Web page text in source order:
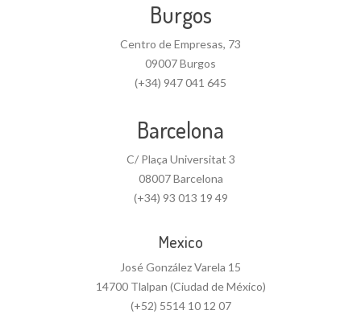
Burgos
Centro de Empresas, 73
09007 Burgos
(+34) 947 041 645
Barcelona
C/ Plaça Universitat 3
08007 Barcelona
(+34) 93 013 19 49
Mexico
José González Varela 15
14700 Tlalpan (Ciudad de México)
(+52) 5514 10 12 07